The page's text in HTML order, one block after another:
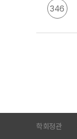
346
학회정관